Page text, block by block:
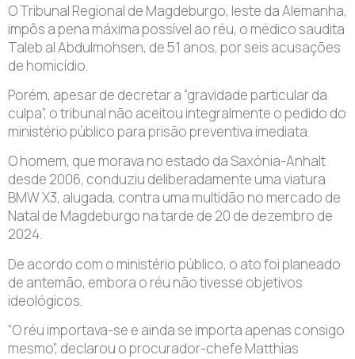
OTribunal Regional de Magdeburgo, leste da Alemanha,
impôs a pena máxima possível ao réu, o médico saudita
Taleb al Abdulmohsen, de 51 anos, por seis acusações
de homicídio.
Porém, apesar de decretar a “gravidade particular da
culpa”, o tribunal não aceitou integralmente o pedido do
ministério público para prisão preventiva imediata.
O homem, que morava no estado da Saxónia-Anhalt
desde 2006, conduziu deliberadamente uma viatura
BMW X3, alugada, contra uma multidão no mercado de
Natal de Magdeburgo na tarde de 20 de dezembro de
2024.
De acordo com o ministério público, o ato foi planeado
de antemão, embora o réu não tivesse objetivos
ideológicos.
“O réu importava-se e ainda se importa apenas consigo
mesmo”, declarou o procurador-chefe Matthias